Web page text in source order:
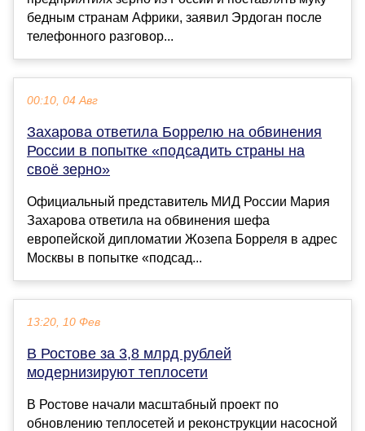
бедным странам Африки, заявил Эрдоган после
телефонного разговор...
00:10, 04 Авг
Захарова ответила Боррелю на обвинения
России в попытке «подсадить страны на
своё зерно»
Официальный представитель МИД России Мария
Захарова ответила на обвинения шефа
европейской дипломатии Жозепа Борреля в адрес
Москвы в попытке «подсад...
13:20, 10 Фев
В Ростове за 3,8 млрд рублей
модернизируют теплосети
В Ростове начали масштабный проект по
обновлению теплосетей и реконструкции насосной